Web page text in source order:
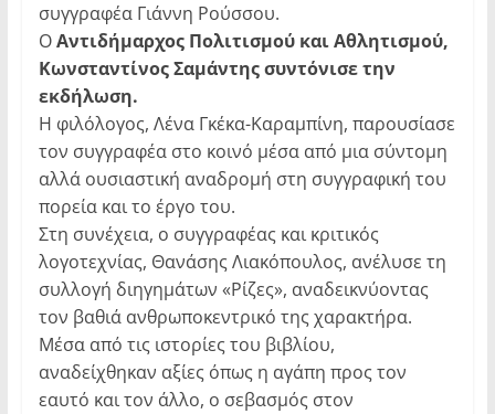
συγγραφέα Γιάννη Ρούσσου.
ΟΑντιδήμαρχος Πολιτισμού και Αθλητισμού,
Κωνσταντίνος Σαμάντης συντόνισε την
εκδήλωση.
Η φιλόλογος, Λένα Γκέκα-Καραμπίνη, παρουσίασε
τον συγγραφέα στο κοινό μέσα από μια σύντομη
αλλά ουσιαστική αναδρομή στη συγγραφική του
πορεία και το έργο του.
Στη συνέχεια, ο συγγραφέας και κριτικός
λογοτεχνίας, Θανάσης Λιακόπουλος, ανέλυσε τη
συλλογή διηγημάτων «Ρίζες», αναδεικνύοντας
τον βαθιά ανθρωποκεντρικό της χαρακτήρα.
Μέσα από τις ιστορίες του βιβλίου,
αναδείχθηκαν αξίες όπως η αγάπη προς τον
εαυτό και τον άλλο, ο σεβασμός στον